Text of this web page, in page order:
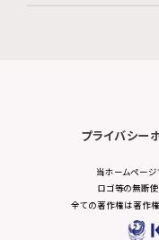
プライバシー
当ホームページ
ロゴ等の無断使
全ての著作権は著作